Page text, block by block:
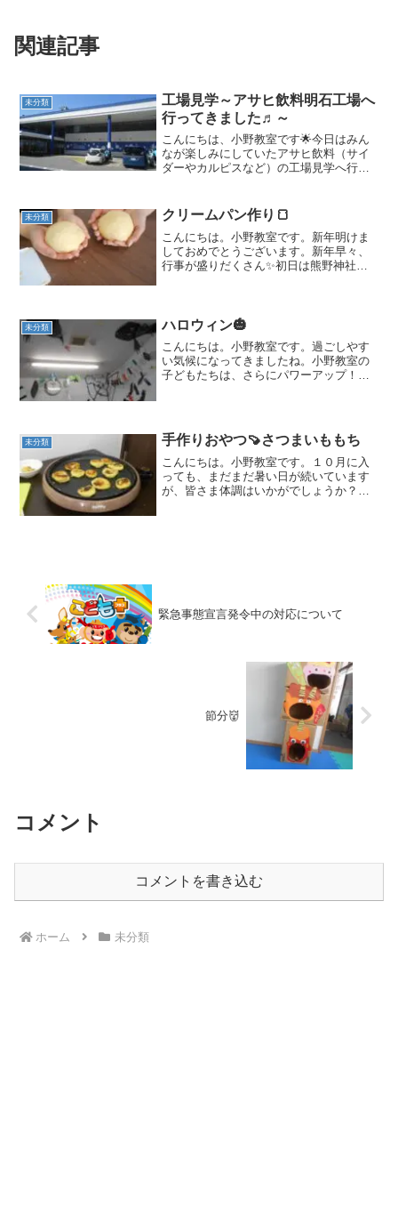
関連記事
未分類
工場見学～アサヒ飲料明石工場へ
行ってきました♬～
こんにちは、小野教室です🌟今日はみん
なが楽しみにしていたアサヒ飲料（サイ
ダーやカルピスなど）の工場見学へ行っ
ん？？？」などワクワクしっぱなし🌟お
弁当を早めに食べていざ出発🚙゠３...
未分類 クリームパン作り🍞
こんにちは。小野教室です。新年明けま
しておめでとうございます。新年早々、
行事が盛りだくさん✨初日は熊野神社へ
て、竹ひご、凧糸をつけて。...
未分類 ハロウィン🎃
こんにちは。小野教室です。過ごしやす
い気候になってきましたね。小野教室の
子どもたちは、さらにパワーアップ！元
ども達のリクエストにこた...
未分類 手作りおやつ🍠さつまいももち
こんにちは。小野教室です。１０月に入
っても、まだまだ暑い日が続いています
が、皆さま体調はいかがでしょうか？小
緊急事態宣言発令中の対応について
節分👹
コメント
コメントを書き込む
ホーム 未分類